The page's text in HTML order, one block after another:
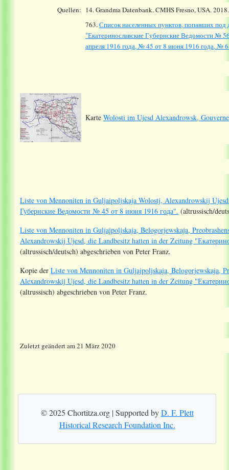
Quellen: 14.Grandma Datenbank. CMHS Fresno, USA.
763.Список населенных пунктов, попавших под
"Екатеринославские Губернские Ведомости №
апреля 1916 года, № 45 от 8 июня 1916 года, №
Karte Wolosti im Ujesd Alexandrowsk,
Liste von Mennoniten in Guljaipoljskaja Wolostj, Alexandrowskij
Губернские Ведомости № 45 от 8 июня 1916 года". (altrussisch/
Liste von Mennoniten in Guljajpoljskaja, Belogorjewskaja,
Alexandrowskij Ujesd, die Landbesitz hatten in der Zeitung
(altrussisch/deutsch) abgeschrieben von Peter Franz.
Kopie der Liste von Mennoniten in Guljajpoljskaja, Belogorjewskaja,
Alexandrowskij Ujesd, die Landbesitz hatten in der Zeitung
(altrussisch) abgeschrieben von Peter Franz.
Zuletzt geändert am 21 März 2020
© 2025 Chortitza.org | Supported byD. F. Plett
Historical Research Foundation Inc.